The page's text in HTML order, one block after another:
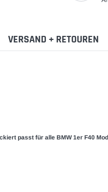
VERSAND + RETOUREN
passt für alle BMW 1er F40